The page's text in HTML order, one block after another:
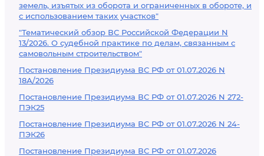
земель, изъятых из оборота и ограниченных в обороте, и
с использованием таких участков"
"Тематический обзор ВС Российской Федерации N
13/2026. О судебной практике по делам, связанным с
самовольным строительством"
Постановление Президиума ВС РФ от 01.07.2026 N
18А/2026
Постановление Президиума ВС РФ от 01.07.2026 N 272-
ПЭК25
Постановление Президиума ВС РФ от 01.07.2026 N 24-
ПЭК26
Постановление Президиума ВС РФ от 01.07.2026